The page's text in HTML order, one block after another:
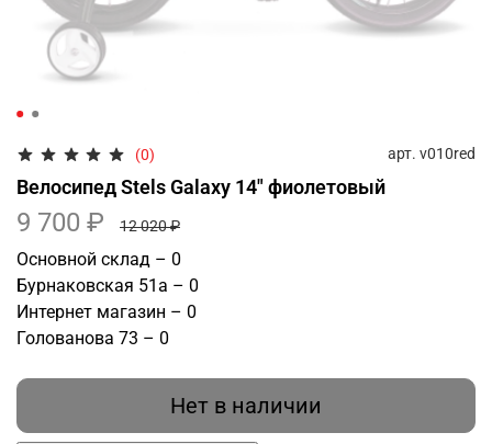
(0) арт. v010red
Велосипед Stels Galaxy 14" фиолетовый
9 700 ₽ 12 020 ₽
Основной склад – 0
Бурнаковская 51а – 0
Интернет магазин – 0
Голованова 73 – 0
Нет в наличии